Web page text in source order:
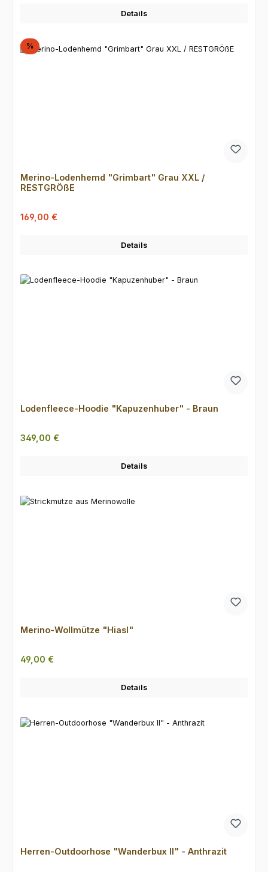
Details
%Rabatt
Merino-Lodenhemd "Grimbart" Grau XXL /
RESTGRÖßE
Verkaufspreis:
169,00 €
Details
Lodenfleece-Hoodie "Kapuzenhuber" - Braun
Regulärer Preis:
349,00 €
Details
Merino-Wollmütze "Hiasl"
Regulärer Preis:
49,00 €
Details
Herren-Outdoorhose "Wanderbux II" - Anthrazit